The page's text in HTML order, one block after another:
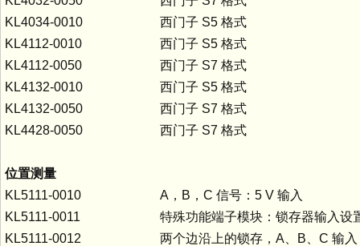
KL4034-0010
西门子 S5 格式
KL4112-0010
西门子 S5 格式
KL4112-0050
西门子 S7 格式
KL4132-0010
西门子 S5 格式
KL4132-0050
西门子 S7 格式
KL4428-0050
西门子 S7 格式
位置测量
KL5111-0010
A，B，C 信号：5 V 输入
KL5111-0011
特殊功能端子模块：锁存器输入设
KL5111-0012
两个边沿上的锁存，A、B、C 输入